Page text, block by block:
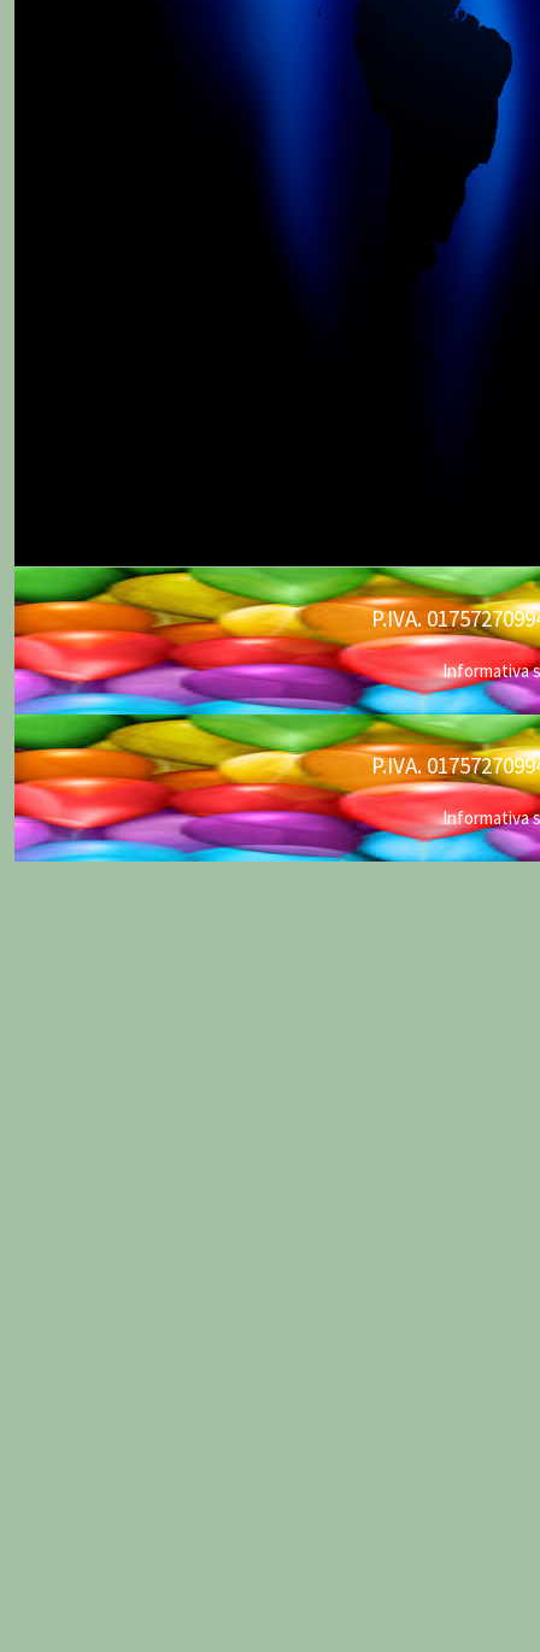
P.IVA.
Informativa
P.IVA.
Informativa